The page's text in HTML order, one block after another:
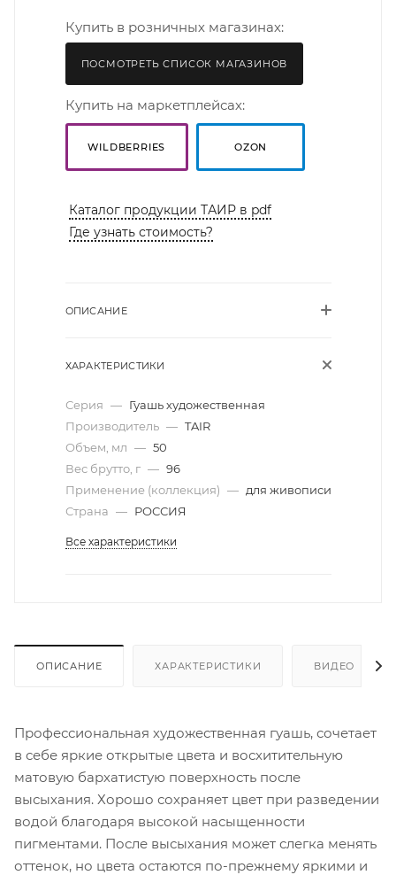
Купить в розничных магазинах:
ПОСМОТРЕТЬ СПИСОК МАГАЗИНОВ
Купить на маркетплейсах:
WILDBERRIES OZON
Каталог продукции ТАИР в pdf
Где узнать стоимость?
ОПИСАНИЕ
ХАРАКТЕРИСТИКИ
Серия — Гуашь художественная
Производитель — TAIR
Объем, мл — 50
Вес брутто, г — 96
Применение (коллекция) — для живописи
Страна — РОССИЯ
Все характеристики
ОПИСАНИЕ ХАРАКТЕРИСТИКИ ВИДЕО
Профессиональная художественная гуашь, сочетает
в себе яркие открытые цвета и восхитительную
матовую бархатистую поверхность после
высыхания. Хорошо сохраняет цвет при разведении
водой благодаря высокой насыщенности
пигментами. После высыхания может слегка менять
оттенок, но цвета остаются по-прежнему яркими и